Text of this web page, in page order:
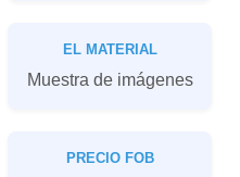
EL MATERIAL
Muestra de imágenes
PRECIO FOB